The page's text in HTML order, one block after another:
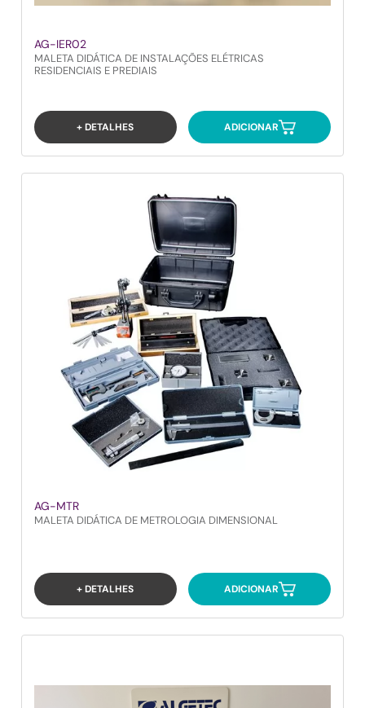
AG-IER02
MALETA DIDÁTICA DE INSTALAÇÕES ELÉTRICAS
RESIDENCIAIS E PREDIAIS
+ DETALHES ADICIONAR
AG-MTR
MALETA DIDÁTICA DE METROLOGIA DIMENSIONAL
+ DETALHES ADICIONAR